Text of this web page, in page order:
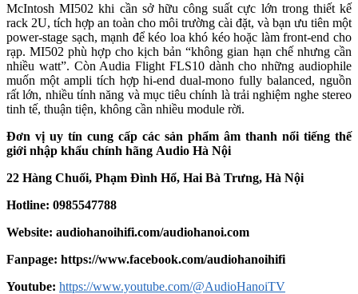
McIntosh MI502 khi cần sở hữu công suất cực lớn trong thiết kế
rack 2U, tích hợp an toàn cho môi trường cài đặt, và bạn ưu tiên một
power-stage sạch, mạnh để kéo loa khó kéo hoặc làm front-end cho
rạp. MI502 phù hợp cho kịch bản “không gian hạn chế nhưng cần
nhiều watt”. Còn Audia Flight FLS10 dành cho những audiophile
muốn một ampli tích hợp hi-end dual-mono fully balanced, nguồn
rất lớn, nhiều tính năng và mục tiêu chính là trải nghiệm nghe stereo
tinh tế, thuận tiện, không cần nhiều module rời.
Đơn vị uy tín cung cấp các sản phẩm âm thanh nổi tiếng thế
giới nhập khẩu chính hãng Audio Hà Nội
22 Hàng Chuối, Phạm Đình Hổ, Hai Bà Trưng, Hà Nội
Hotline: 0985547788
Website: audiohanoihifi.com/audiohanoi.com
Fanpage: https://www.facebook.com/audiohanoihifi
Youtube: https://www.youtube.com/@AudioHanoiTV